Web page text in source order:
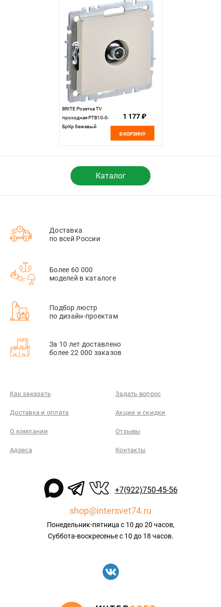
BRITE Розетка TV
проходная РТВ10-0-
БрКр бежевый
1 177 ₽
В КОРЗИНУ
Каталог
Доставка
по всей России
Более 60 000
моделей в каталоге
Подбор люстр
по дизайн-проектам
За 10 лет доставлено
более 22 000 заказов
Как заказать Задать вопрос
Доставка и оплата Акции и скидки
О компании Отзывы
Адреса Контакты
+7(922)750-45-56
shop@intersvet74.ru
Понедельник-пятница с 10 до 20 часов,
Суббота-воскресенье с 10 до 18 часов.